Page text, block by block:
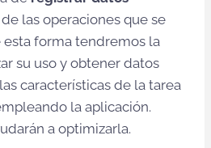
las operaciones que se
esta forma tendremos la
su uso y obtener datos
características de la tarea
la aplicación.
a optimizarla.